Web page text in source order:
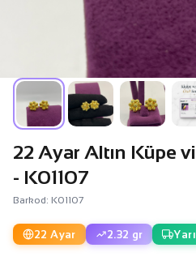
22 Ayar Altın Küpe
- K01107
Barkod: K01107
22 Ayar 2.32 gr